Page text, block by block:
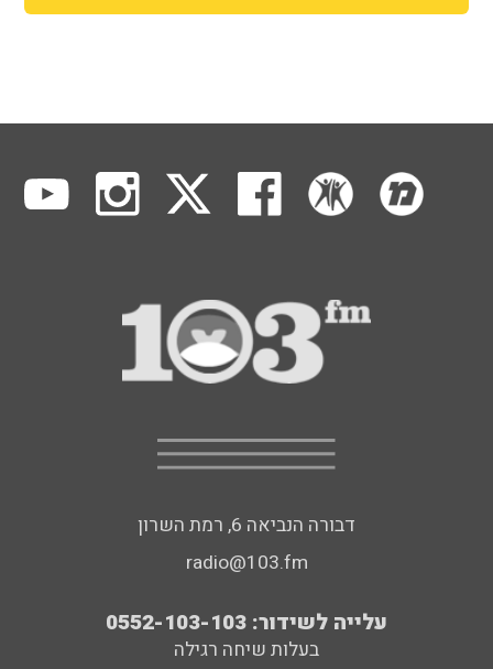
דבורה הנביאה 6, רמת השרון
radio@103.fm
עלייה לשידור: 0552-103-103
בעלות שיחה רגילה